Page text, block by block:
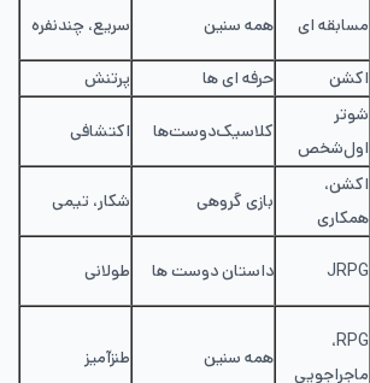
مسابقه ای همه سنین سریع، چندنفره
اکشن حرفه ای ها
پرتنش
شوتر
اول‌شخص
کلاسیک‌دوست‌ها اکتشافی
اکشن،
همکاری
بازی گروهی شکار، تیمی
JRPG داستان دوست ها طولانی
RPG،
ماجراجویی
همه سنین طنزآمیز